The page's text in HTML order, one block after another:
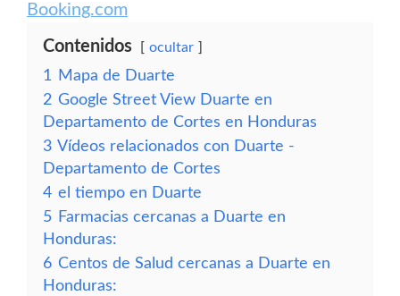
Booking.com
Contenidos ocultar
1
Mapa de Duarte
2 Google Street View Duarte en
Departamento de Cortes en Honduras
3 Vídeos relacionados con Duarte -
Departamento de Cortes
4 el tiempo en Duarte
5 Farmacias cercanas a Duarte en
Honduras:
6 Centos de Salud cercanas a Duarte en
Honduras: